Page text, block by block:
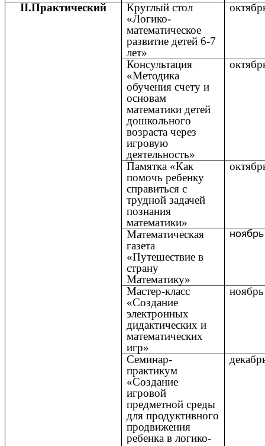
II.Практический
Круглый стол
«Логико-
математическое
развитие детей 6-7
лет»
Консультация
«Методика
обучения счету и
основам
математики детей
дошкольного
возраста через
игровую
деятельность»
Памятка «Как
помочь ребенку
справиться с
трудной задачей
познания
математики»
Математическая
газета
«Путешествие в
страну
Математику»
ноябрь
Мастер-класс
«Создание
электронных
дидактических и
математических
игр»
ноябрь
Семинар-
практикум
«Создание
игровой
предметной среды
для продуктивного
продвижения
ребенка в логико-